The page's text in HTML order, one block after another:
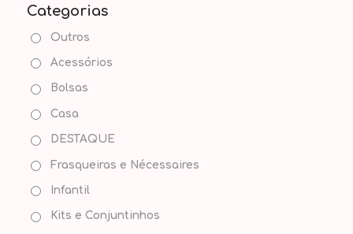
Categorias
Outros
Acessórios
Bolsas
Casa
DESTAQUE
Frasqueiras e Nécessaires
Infantil
Kits e Conjuntinhos